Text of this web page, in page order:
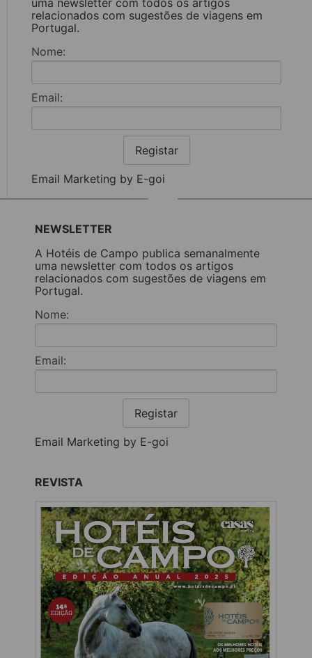
relacionados com sugestões de viagens em
Portugal.
Nome:
Email:
Registar
Email Marketing by E-goi
NEWSLETTER
A Hotéis de Campo publica semanalmente
uma newsletter com todos os artigos
relacionados com sugestões de viagens em
Portugal.
Nome:
Email:
Registar
Email Marketing by E-goi
REVISTA